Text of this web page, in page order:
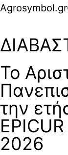
Agrosymbol.gr
Το
την
2026